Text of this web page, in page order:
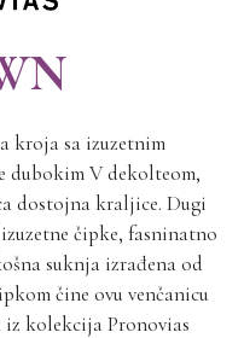
kroja sa izuzetnim
dubokim V dekolteom,
dostojna kraljice. Dugi
čipke, fasninatno
suknja izrađena od
čine ovu venčanicu
kolekcija Pronovias